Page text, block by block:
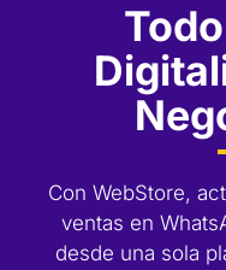
Con WebStore,
ventas en
desde una sola